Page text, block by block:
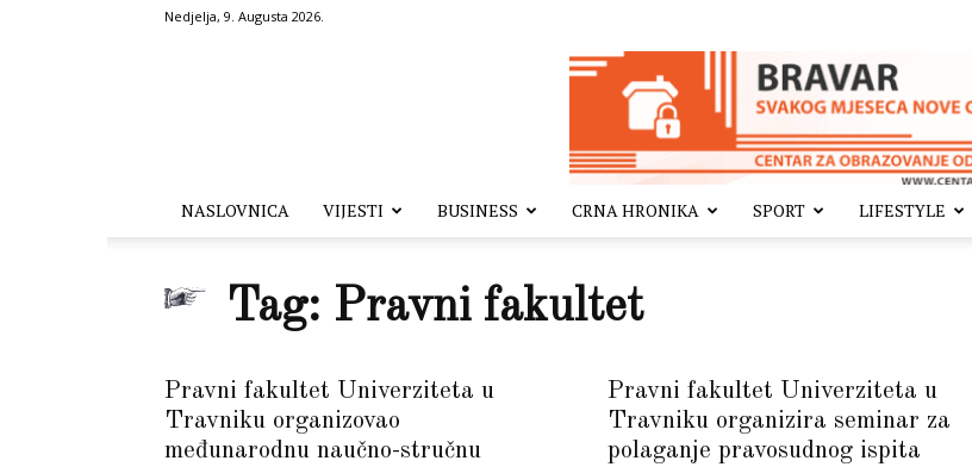
Nedjelja, 9. Augusta 2026.
NASLOVNICA VIJESTI BUSINESS CRNA HRONIKA SPORT LIFESTYLE
Tag: Pravni fakultet
Pravni fakultet Univerziteta u
Travniku organizovao
međunarodnu naučno-stručnu
Pravni fakultet Univerziteta u
Travniku organizira seminar za
polaganje pravosudnog ispita